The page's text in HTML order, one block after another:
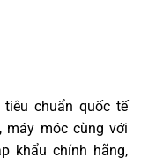
chuẩn quốc tế
máy móc cùng với
khẩu chính hãng,